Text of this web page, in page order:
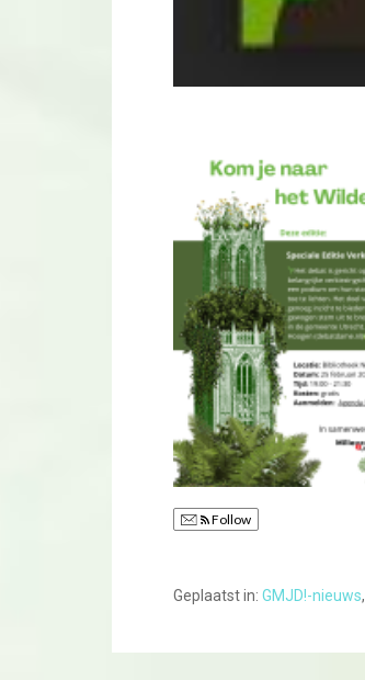
Follow
Geplaatst in: GMJD!-nieuws,